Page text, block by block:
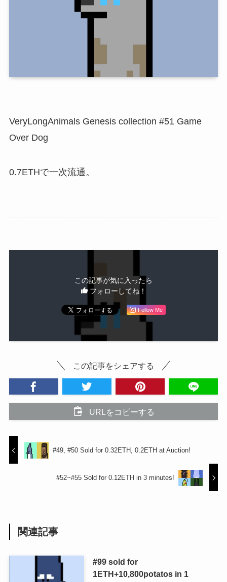
VeryLongAnimals Genesis collection #51 Game
Over Dog
0.7ETHで一次流通。
この記事が気に入ったら
フォローしてね！
Follow Me
この記事をシェアする
URLをコピーする
#49, #50 Sold for 0.32ETH, 0.2ETH at Auction!
#52~#55 Sold for 0.12ETH in 3 minutes!
関連記事
#99 sold for
1ETH+10,800potatos in 1